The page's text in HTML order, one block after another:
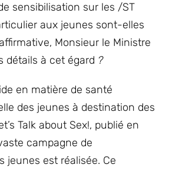
sensibilisation sur les /ST
aux jeunes sont-elles
Monsieur le Ministre
détails à cet égard ?
en matière de santé
des jeunes à destination des
Talk about Sex!, publié en
campagne de
jeunes est réalisée. Ce